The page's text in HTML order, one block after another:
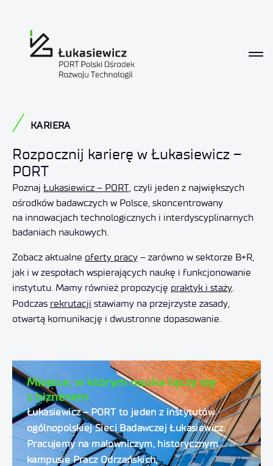
KARIERA
Rozpocznij karierę w Łukasiewicz –
PORT
Poznaj Łukasiewicz – PORT, czyli jeden z największych
ośrodków badawczych w Polsce, skoncentrowany
na innowacjach technologicznych i interdyscyplinarnych
badaniach naukowych.
Zobacz aktualne oferty pracy – zarówno w sektorze B+R,
jak i w zespołach wspierających naukę i funkcjonowanie
instytutu. Mamy również propozycję praktyk i staży.
Podczas rekrutacji stawiamy na przejrzyste zasady,
otwartą komunikację i dwustronne dopasowanie.
Miejsce, w którym nauka łączy się
z biznesem
Łukasiewicz – PORT to jeden z instytutów
ogólnopolskiej Sieci Badawczej Łukasiewicz.
Pracujemy na malowniczym, historycznym
kampusie Pracz Odrzańskich,